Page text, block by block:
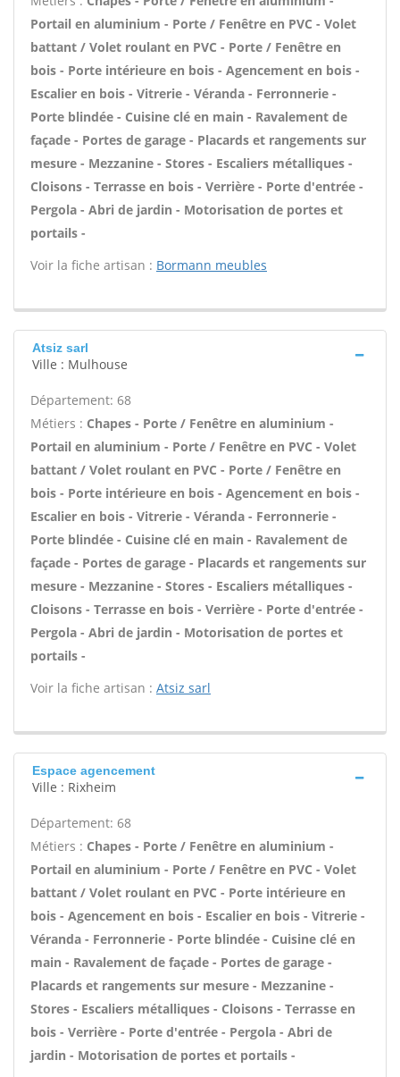
Portail en aluminium - Porte / Fenêtre en PVC - Volet
battant / Volet roulant en PVC - Porte / Fenêtre en
bois - Porte intérieure en bois - Agencement en bois -
Escalier en bois - Vitrerie - Véranda - Ferronnerie -
Porte blindée - Cuisine clé en main - Ravalement de
façade - Portes de garage - Placards et rangements sur
mesure - Mezzanine - Stores - Escaliers métalliques -
Cloisons - Terrasse en bois - Verrière - Porte d'entrée -
Pergola - Abri de jardin - Motorisation de portes et
portails -
Voir la fiche artisan : Bormann meubles
Atsiz sarl
Ville : Mulhouse
Département: 68
Métiers : Chapes - Porte / Fenêtre en aluminium -
Portail en aluminium - Porte / Fenêtre en PVC - Volet
battant / Volet roulant en PVC - Porte / Fenêtre en
bois - Porte intérieure en bois - Agencement en bois -
Escalier en bois - Vitrerie - Véranda - Ferronnerie -
Porte blindée - Cuisine clé en main - Ravalement de
façade - Portes de garage - Placards et rangements sur
mesure - Mezzanine - Stores - Escaliers métalliques -
Cloisons - Terrasse en bois - Verrière - Porte d'entrée -
Pergola - Abri de jardin - Motorisation de portes et
portails -
Voir la fiche artisan : Atsiz sarl
Espace agencement
Ville : Rixheim
Département: 68
Métiers : Chapes - Porte / Fenêtre en aluminium -
Portail en aluminium - Porte / Fenêtre en PVC - Volet
battant / Volet roulant en PVC - Porte intérieure en
bois - Agencement en bois - Escalier en bois - Vitrerie -
Véranda - Ferronnerie - Porte blindée - Cuisine clé en
main - Ravalement de façade - Portes de garage -
Placards et rangements sur mesure - Mezzanine -
Stores - Escaliers métalliques - Cloisons - Terrasse en
bois - Verrière - Porte d'entrée - Pergola - Abri de
jardin - Motorisation de portes et portails -